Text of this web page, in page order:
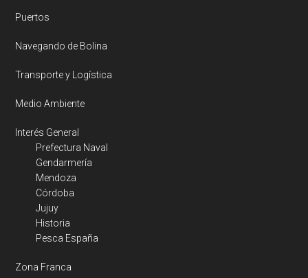
Puertos
Navegando de Bolina
Transporte y Logística
Medio Ambiente
Interés General
Prefectura Naval
Gendarmería
Mendoza
Córdoba
Jujuy
Historia
Pesca España
Zona Franca